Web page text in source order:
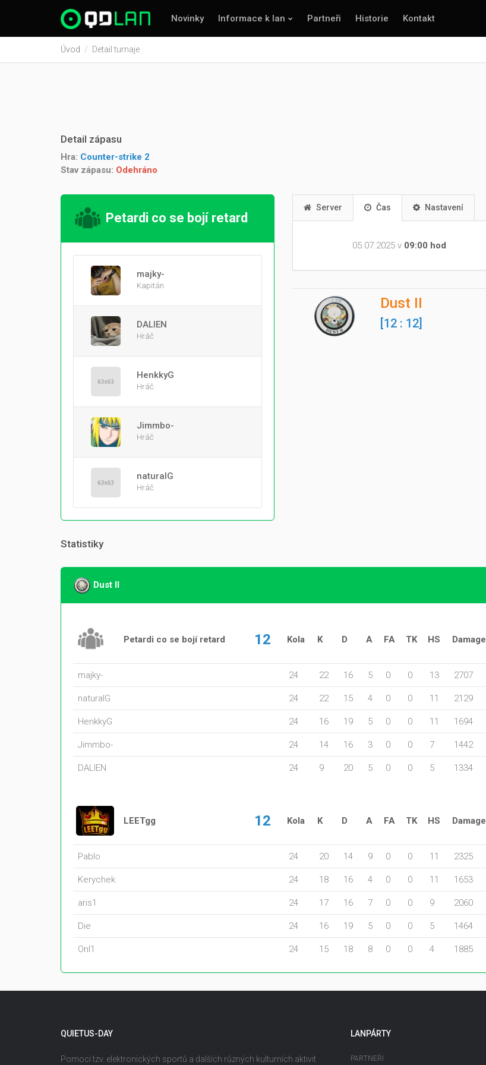
Novinky Informace k lan Partneři Historie Kontakt
Úvod Detail turnaje
Detail zápasu
Hra: Counter-strike 2
Stav zápasu: Odehráno
Petardi co se bojí retard
majky-
Kapitán
DALIEN
Hráč
HenkkyG
Hráč
Jimmbo-
Hráč
naturalG
Hráč
Server Čas Nastavení
05.07.2025 v 09:00 hod
Dust II
[12 : 12]
Statistiky
Dust II
Petardi co se bojí retard 12 Kola K D A FA TK HS Damage
majky- 24 22 16 5 0 0 13 2707
naturalG 24 22 15 4 0 0 11 2129
HenkkyG 24 16 19 5 0 0 11 1694
Jimmbo- 24 14 16 3 0 0 7 1442
DALIEN 24 9 20 5 0 0 5 1334
LEETgg 12 Kola K D A FA TK HS Damage
PabIo 24 20 14 9 0 0 11 2325
Kerychek 24 18 16 4 0 0 11 1653
aris1 24 17 16 7 0 0 9 2060
Die 24 16 19 5 0 0 5 1464
Onl1 24 15 18 8 0 0 4 1885
QUIETUS-DAY
Pomocí tzv. elektronických sportů a dalších různých kulturních aktivit
LANPÁRTY
PARTNEŘI